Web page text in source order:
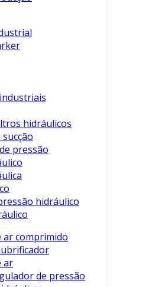
hidráulicos
pressão
hidráulico
comprimido
ar
de pressão